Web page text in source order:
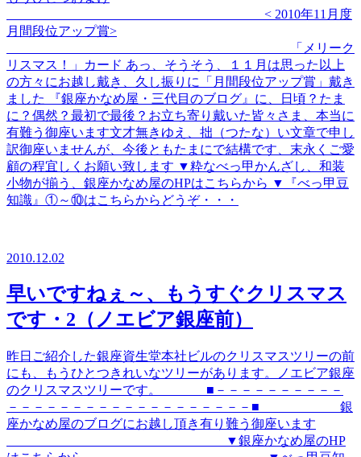
< 2010年11月度
月間段位アップ賞>
「メリーク
リスマス！」カード あっ、そうそう、１１月は思った以上
の方々にお越し戴き、久し振りに「月間段位アップ賞」戴き
ました 『銀座かなめ屋・三代目のブログ』に、日頃？たま
に？偶然？最初で最後？お立ち寄り戴いた皆々さま、本当に
有難う御座います文才無きゆえ、拙（つたな）い文章で申し
訳御座いませんが、今後ともたまにで結構です、末永くご愛
顧の程宜しくお願い致します ▼粋なべっ甲かんざし、和装
小物が揃う、銀座かなめ屋のHPはこちらから ▼『べっ甲豆
知識』①～⑩はこちらからどうぞ・・・
2010.12.02
早いですねぇ～、もうすぐクリスマス
です・2（ノエビア銀座前）
昨日ご紹介した銀座資生堂本社ビルのクリスマスツリーの前
にも、もうひとつきれいなツリーがあります。ノエビア銀座
のクリスマスツリーです。 ■－－－－－－－－－－
－－－－－－－－－－－－－－－－－－－■ 銀
座かなめ屋のブログにお越し頂き有り難う御座います
▼銀座かなめ屋のHP